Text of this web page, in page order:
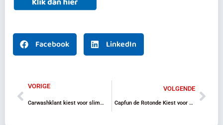
Facebook LinkedIn
VORIGE
Carwashklant kiest voor slimme containeroplossing van Remon voor osmosewater.
VOLGENDE
Capfun de Rotonde Kiest voor uitbreiding bestaande waterbehandelingsinstallatie Remon